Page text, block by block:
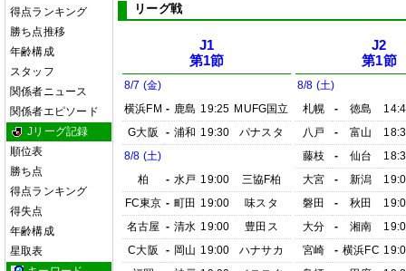
得点ランキング
勝ち点推移
年齢構成
スタッフ
関係者ニュース
関係者エピソード
Jリーグ記録
順位表
勝ち点
得点ランキング
得失点
年齢構成
星取表
リーグ戦
J1
第1節
8/7 (金)
横浜FM - 鹿島 19:25 MUFG国立
G大阪
- 浦和 19:30
パナスタ
8/8 (土)
柏
- 水戸 19:00
三協F柏
FC東京 - 町田 19:00
味スタ
名古屋 - 清水 19:00
豊田ス
C大阪
- 岡山 19:00
ハナサカ
J2
第1節
8/8 (土)
札幌
- 徳島
八戸
- 富山
藤枝
- 仙台
大宮
- 新潟
磐田
- 秋田
大分
- 湘南
宮崎
- 横浜FC